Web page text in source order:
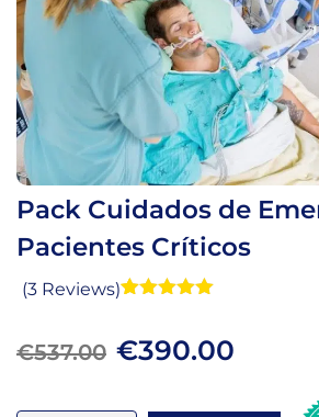
Pack Cuidados de
Pacientes Críticos
5 en base
a
(3 Reviews)
€537.00 €390.00